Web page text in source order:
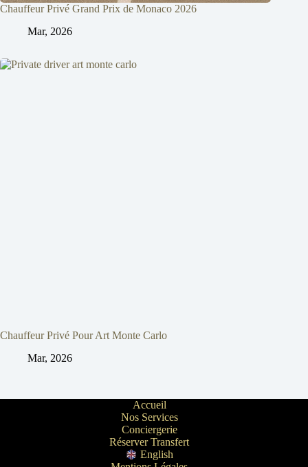
Chauffeur Privé Grand Prix de Monaco 2026
Mar, 2026
Chauffeur Privé Pour Art Monte Carlo
Mar, 2026
Accueil
Nos Services
Conciergerie
Réserver Transfert
English